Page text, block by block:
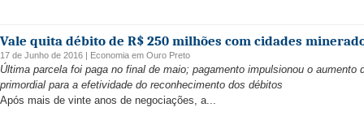
Vale quita débito de R$ 250 milhões com cidades
17 de Junho de 2016 | Economia em Ouro Preto
Última parcela foi paga no final de maio; pagamento impulsionou o
primordial para a efetividade do reconhecimento dos débitos
Após mais de vinte anos de negociações, a...